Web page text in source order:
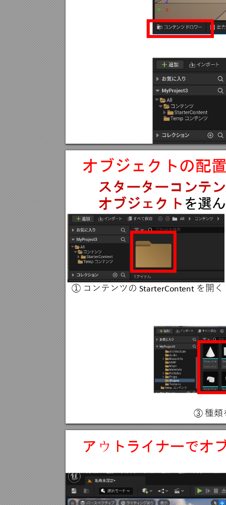
オブジェクトの配
スターター コンテ
オブジェク ト を選ん
① コンテンツの StarterContent を開く
③ 種類
ア ウ トライナーでオ